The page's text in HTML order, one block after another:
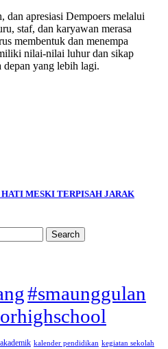
dan apresiasi Dempoers melalui
staf, dan karyawan merasa
membentuk dan menempa
nilai-nilai luhur dan sikap
depan yang lebih lagi.
MESKI TERPISAH JARAK
#smaunggulan
kalender pendidikan kegiatan sekolah